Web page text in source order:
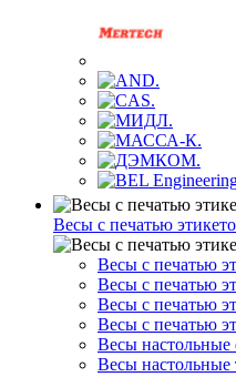
Весы с печатью
Весы с печатью
Весы с печатью
Весы с печатью
Весы с печатью
Весы настольные
Весы